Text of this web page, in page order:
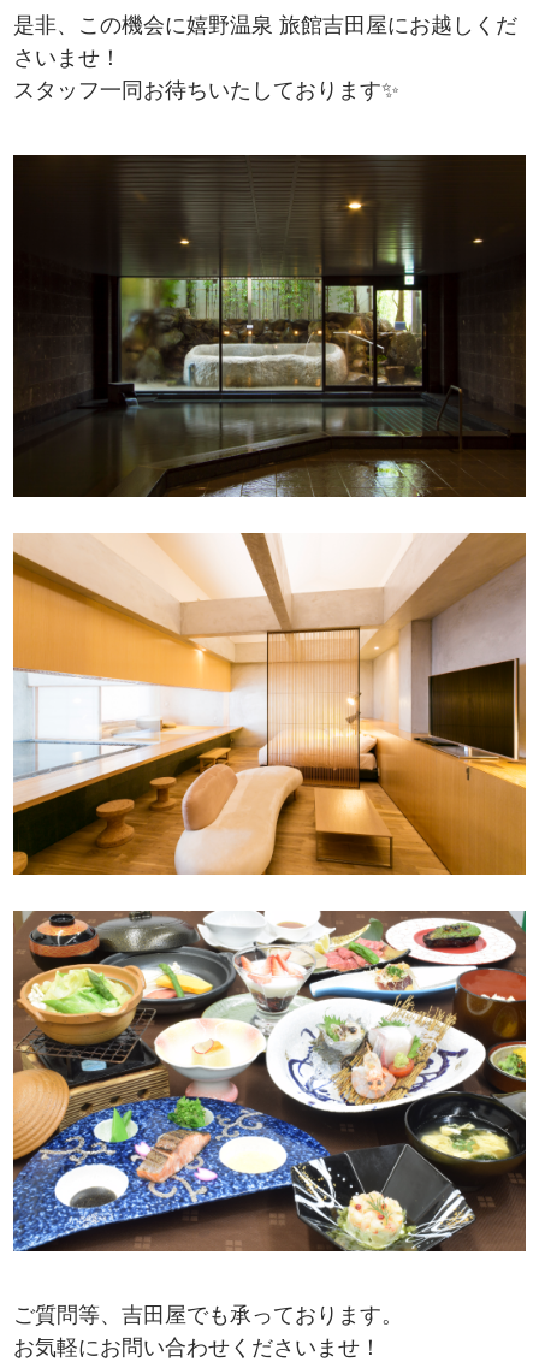
是非、この機会に嬉野温泉 旅館吉田屋にお越しくだ
さいませ！
スタッフ一同お待ちいたしております✨
ご質問等、吉田屋でも承っております。
お気軽にお問い合わせくださいませ！